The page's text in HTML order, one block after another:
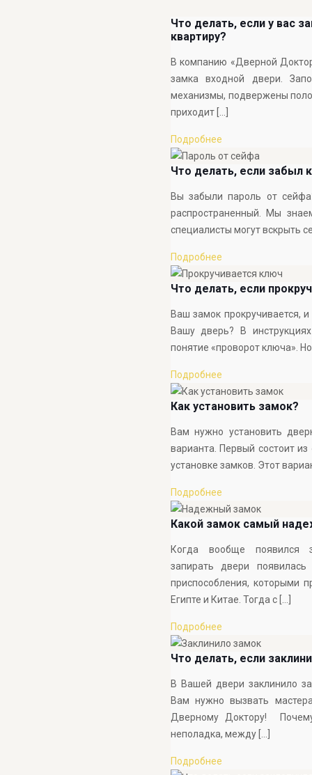
Что делать, если у вас
квартиру?
В компанию «Дверной
замка входной двери.
механизмы, подвержены
приходит[…]
Подробнее
Что делать, если забыл
Вы забыли пароль от
распространенный. Мы
специалисты могут вскрыть
Подробнее
Что делать, если
Ваш замок прокручивается,
Вашу дверь? В
понятие «проворот ключа».
Подробнее
Как установить замок?
Вам нужно установить
варианта. Первый состоит
установке замков. Этот
Подробнее
Какой замок самый
Когда вообще появился
запирать двери
приспособления, которыми
Египте и Китае. Тогда с[…]
Подробнее
Что делать, если
В Вашей двери заклинило
Вам нужно вызвать
Дверному Доктору!
неполадка, между[…]
Подробнее